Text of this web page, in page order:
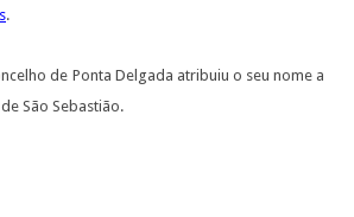
.
de Ponta Delgada atribuiu o seu nome a
São Sebastião.